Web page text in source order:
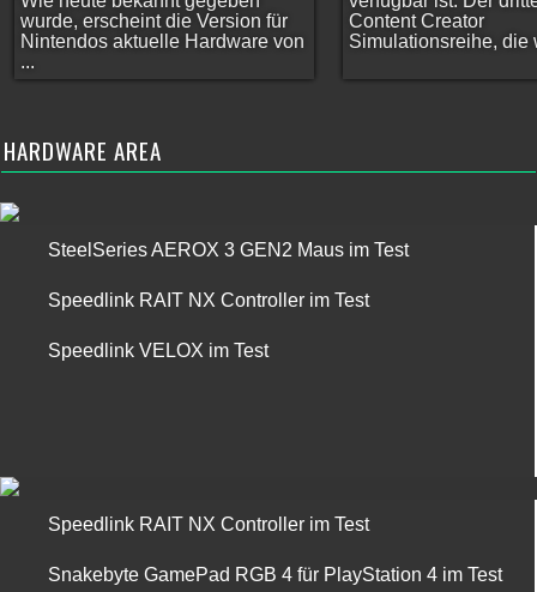
wurde, erscheint die Version für
Nintendos aktuelle Hardware von
...
Content Creator
Simulationsreihe, die
HARDWARE AREA
SteelSeries AEROX 3 GEN2 Maus im Test
Speedlink RAIT NX Controller im Test
Speedlink VELOX im Test
Speedlink RAIT NX Controller im Test
Snakebyte GamePad RGB 4 für PlayStation 4 im Test